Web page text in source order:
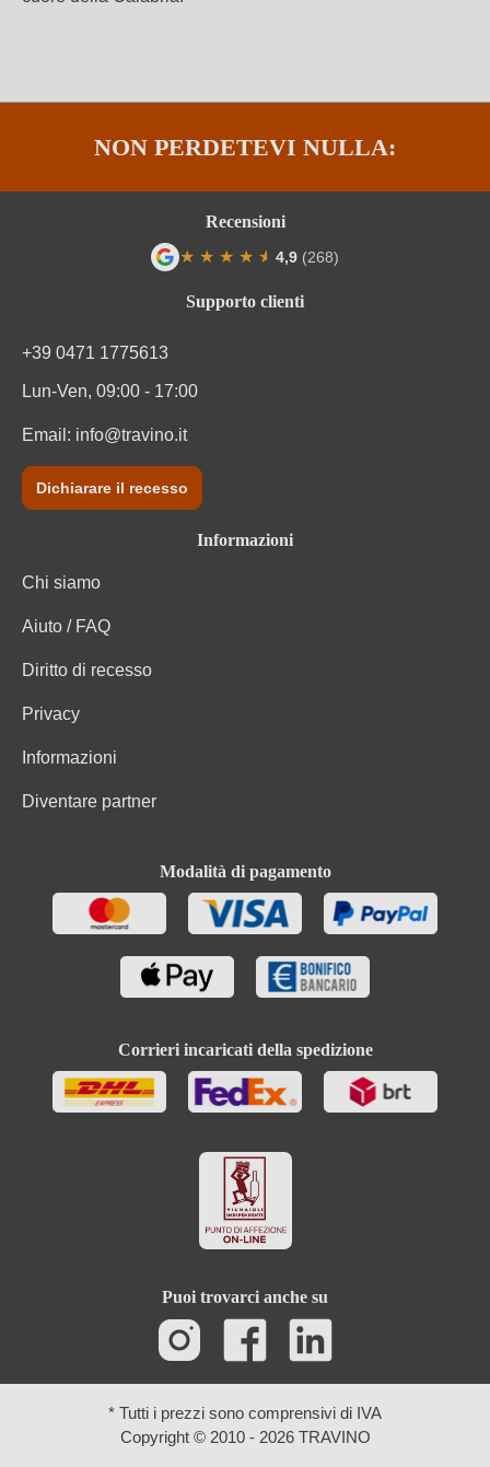
NON PERDETEVI NULLA:
Supporto clienti
+39 0471 1775613
Lun-Ven, 09:00 - 17:00
Email: info@travino.it
Dichiarare il recesso
Informazioni
Chi siamo
Aiuto / FAQ
Diritto di recesso
Privacy
Informazioni
Diventare partner
Modalità di pagamento
Corrieri incaricati della spedizione
Puoi trovarci anche su
Recensioni
★ ★ ★ ★ ★
★ 4,9 (268)
* Tutti i prezzi sono comprensivi di IVA
Copyright © 2010 - 2026 TRAVINO
Ricerca avanzata